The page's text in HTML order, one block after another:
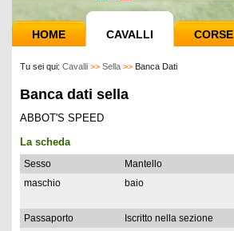
HOME CAVALLI CORSE
Tu sei qui: Cavalli >> Sella >> Banca Dati
Banca dati sella
ABBOT'S SPEED
La scheda
Sesso Mantello
maschio
baio
Passaporto Iscritto nella sezione